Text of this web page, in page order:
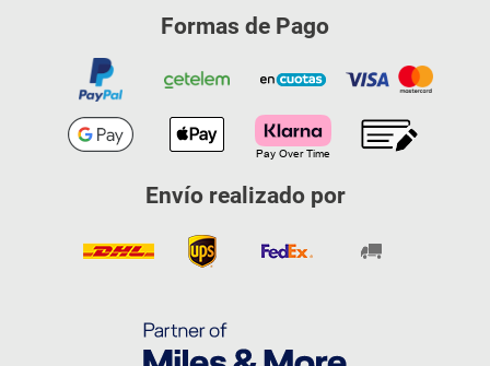
Formas de Pago
Envío realizado por